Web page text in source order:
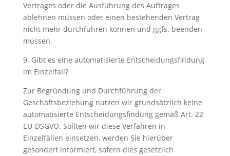
Vertrages oder die Ausführung des Auftrages
ablehnen müssen oder einen bestehenden Vertrag
nicht mehr durchführen können und ggfs. beenden
müssen.
9. Gibt es eine automatisierte Entscheidungsfindung
im Einzelfall?
Zur Begründung und Durchführung der
Geschäftsbeziehung nutzen wir grundsätzlich keine
automatisierte Entscheidungsfindung gemäß Art. 22
EU-DSGVO. Sollten wir diese Verfahren in
Einzelfällen einsetzen, werden Sie hierüber
gesondert informiert, sofern dies gesetzlich